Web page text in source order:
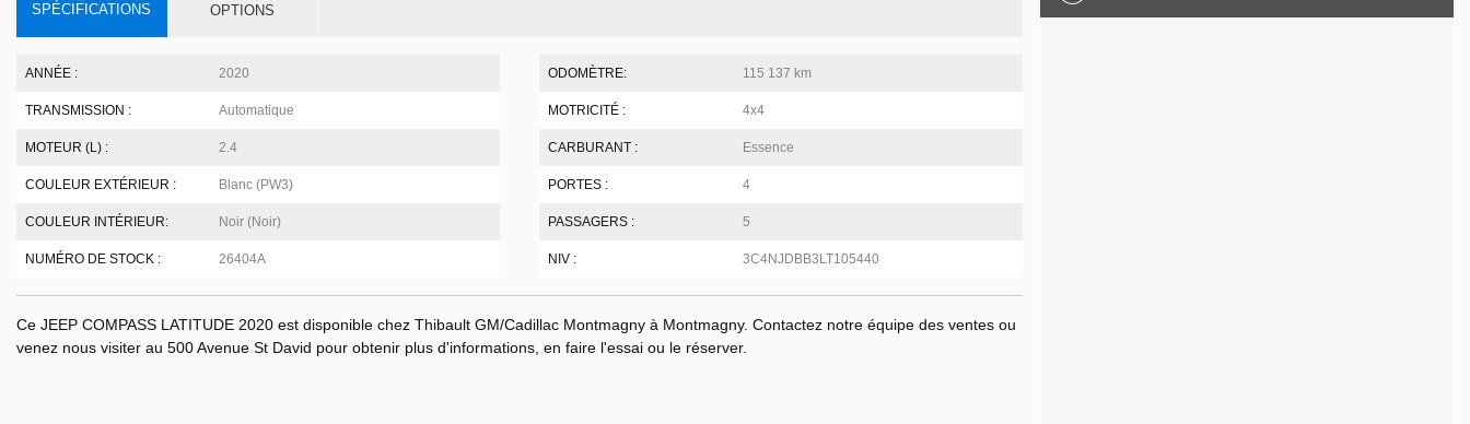
SPÉCIFICATIONS OPTIONS
ANNÉE : 2020 ODOMÈTRE: 115 137 km
TRANSMISSION : Automatique MOTRICITÉ : 4x4
MOTEUR (L) : 2.4 CARBURANT : Essence
COULEUR EXTÉRIEUR : Blanc (PW3) PORTES : 4
COULEUR INTÉRIEUR: Noir (Noir) PASSAGERS : 5
NUMÉRO DE STOCK : 26404A NIV : 3C4NJDBB3LT105440
Ce JEEP COMPASS LATITUDE 2020 est disponible chez Thibault GM/Cadillac Montmagny à Montmagny. Contactez notre équipe des ventes ou
venez nous visiter au 500 Avenue St David pour obtenir plus d'informations, en faire l'essai ou le réserver.